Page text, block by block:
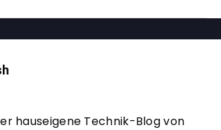
hauseigene Technik-Blog von